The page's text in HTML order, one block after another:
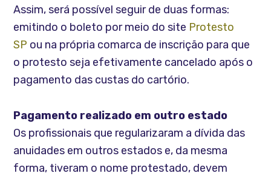
Assim, será possível seguir de duas formas:
emitindo o boleto por meio do site Protesto
SP ou na própria comarca de inscrição para que
o protesto seja efetivamente cancelado após o
pagamento das custas do cartório.
Pagamento realizado em outro estado
Os profissionais que regularizaram a dívida das
anuidades em outros estados e, da mesma
forma, tiveram o nome protestado, devem